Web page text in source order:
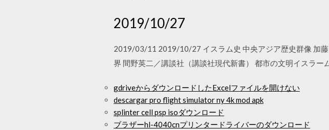
2019/10/27
2019/03/11 2019/10/27 イスラム史 中央アジア歴史群像 加
界 間野英二／講談社（講談社現代新書） 都市の文明イスラ
gdriveからダウンロードしたExcelファイルを開けない
descargar pro flight simulator ny 4k mod apk
splinter cell psp isoダウンロード
ブラザーhl-4040cnプリンタードライバーのダウンロード